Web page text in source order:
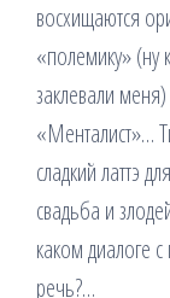
восхищаются
«полемику»
заклевали
«Менталист»…
сладкий латтэ
свадьба и
каком диалоге
речь?…